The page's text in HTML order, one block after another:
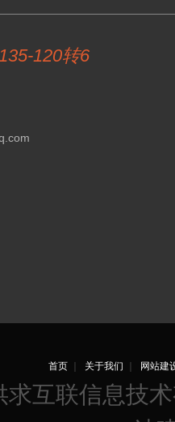
120转6
首页｜ 关于我们 网站建
互联信息技